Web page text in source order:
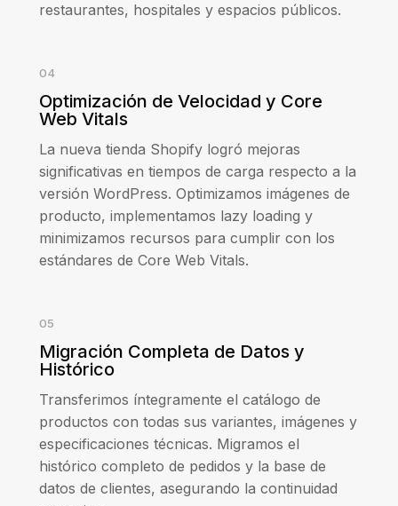
restaurantes, hospitales y espacios públicos.
04
Optimización de Velocidad y Core
Web Vitals
La nueva tienda Shopify logró mejoras
significativas en tiempos de carga respecto a la
versión WordPress. Optimizamos imágenes de
producto, implementamos lazy loading y
minimizamos recursos para cumplir con los
estándares de Core Web Vitals.
05
Migración Completa de Datos y
Histórico
Transferimos íntegramente el catálogo de
productos con todas sus variantes, imágenes y
especificaciones técnicas. Migramos el
histórico completo de pedidos y la base de
datos de clientes, asegurando la continuidad